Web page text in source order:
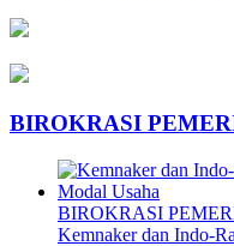
BIROKRASI
BIROKRASI
Kemnaker dan Indo-